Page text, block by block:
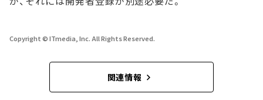
Copyright © ITmedia, Inc. All Rights Reserved.
関連情報